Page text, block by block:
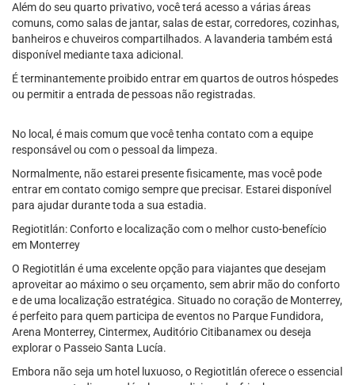
Além do seu quarto privativo, você terá acesso a várias áreas
comuns, como salas de jantar, salas de estar, corredores, cozinhas,
banheiros e chuveiros compartilhados. A lavanderia também está
disponível mediante taxa adicional.
É terminantemente proibido entrar em quartos de outros hóspedes
ou permitir a entrada de pessoas não registradas.
No local, é mais comum que você tenha contato com a equipe
responsável ou com o pessoal da limpeza.
Normalmente, não estarei presente fisicamente, mas você pode
entrar em contato comigo sempre que precisar. Estarei disponível
para ajudar durante toda a sua estadia.
Regiotitlán: Conforto e localização com o melhor custo-benefício
em Monterrey
O Regiotitlán é uma excelente opção para viajantes que desejam
aproveitar ao máximo o seu orçamento, sem abrir mão do conforto
e de uma localização estratégica. Situado no coração de Monterrey,
é perfeito para quem participa de eventos no Parque Fundidora,
Arena Monterrey, Cintermex, Auditório Citibanamex ou deseja
explorar o Passeio Santa Lucía.
Embora não seja um hotel luxuoso, o Regiotitlán oferece o essencial